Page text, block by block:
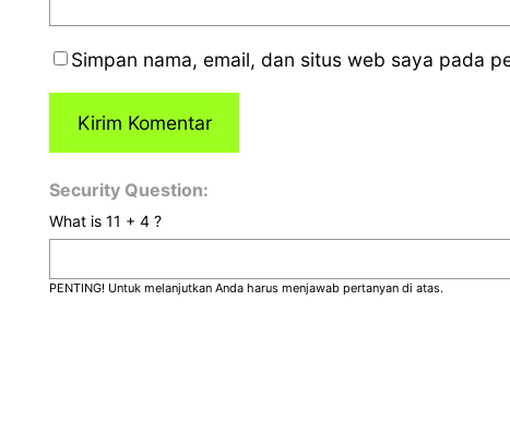
Simpan nama, email, dan situs web saya pada
Security Question:
What is 11 + 4 ?
PENTING! Untuk melanjutkan Anda harus menjawab pertanyan di atas.